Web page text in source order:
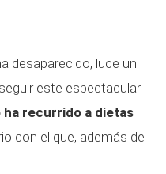
desaparecido, luce un
este espectacular
ha recurrido a dietas
con el que, además de